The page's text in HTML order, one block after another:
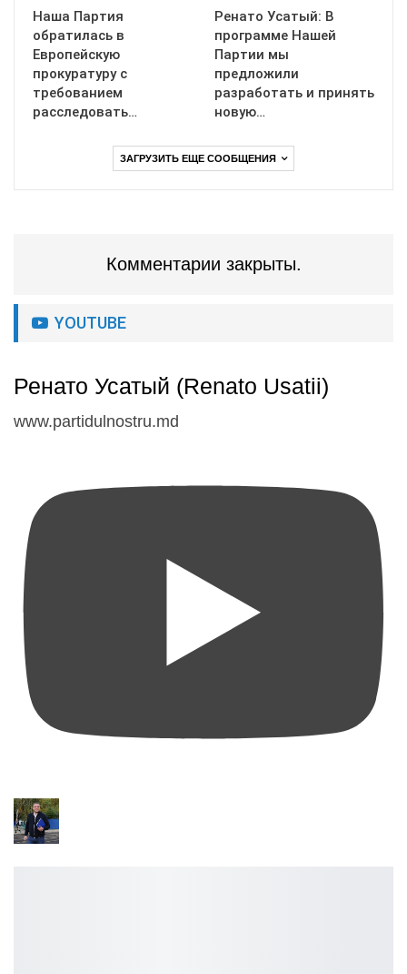
Наша Партия
обратилась в
Европейскую
прокуратуру с
требованием
расследовать…
Ренато Усатый: В
программе Нашей
Партии мы
предложили
разработать и принять
новую…
ЗАГРУЗИТЬ ЕЩЕ СООБЩЕНИЯ
Комментарии закрыты.
YOUTUBE
Ренато Усатый (Renato Usatii)
www.partidulnostru.md